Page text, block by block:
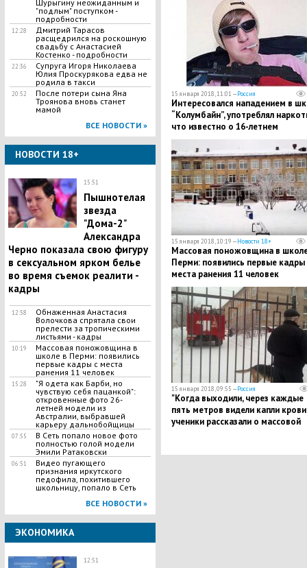
Шурыгину неожиданным и
"подлым" поступком -
подробности
12:28
Дмитрий Тарасов
расщедрился на роскошную
свадьбу с Анастасией
Костенко - подробности
22:36
​Супруга Игоря Николаева
Юлия Проскурякова едва не
родила в такси
20:52
​После потери сына Яна
Троянова вновь станет
мамой
ВСЕ НОВОСТИ »
НОВОСТИ 18+
15:51
Пышнотелая
звезда
"Дома-2"
Александра
Черно показала свою фигуру
в сексуальном ярком белье
во время съемок реалити -
кадры
12:58
Обнаженная Анастасия
Волочкова спрятала свои
прелести за тропическими
листьями - кадры
10:19
Массовая поножовщина в
школе в Перми: появились
первые кадры с места
ранения 11 человек
15:28
"Я одета как Барби, но
чувствую себя пацанкой":
откровенные фото 26-
летней модели из
Австралии, выбравшей
карьеру дальнобойщицы
07:55
В Сеть попало новое фото
полностью голой модели
Эмили Ратаковски
06:51
Видео пугающего
признания иркутского
педофила, похитившего
школьницу, попало в Сеть
ВСЕ НОВОСТИ »
ЭКОНОМИКА
12:51
15 января 2018, 11:01 —Россия
Интересовался нападением в
“Колумбайн”, употреблял
что известно о 16-летнем
организаторе резни в школе в
Перми Льве Биджакове
15 января 2018, 10:19 —Новости 18+
Массовая поножовщина в
Перми: появились первые кадры
места ранения 11 человек
15 января 2018, 09:55 —Россия
"Когда выходили, через каждые
пять метров видели капли
ученики рассказали о массовой